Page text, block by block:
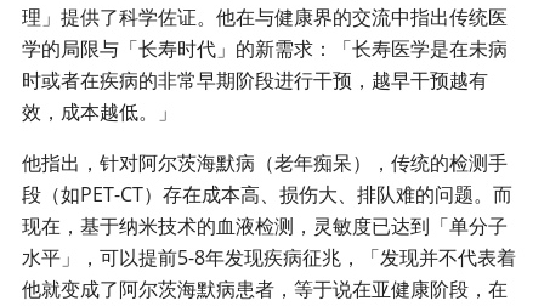
理」提供了科学佐证。他在与健康界的交流中指出传统医
学的局限与「长寿时代」的新需求：「长寿医学是在未病
时或者在疾病的非常早期阶段进行干预，越早干预越有
效，成本越低。」
他指出，针对阿尔茨海默病（老年痴呆），传统的检测手
段（如PET-CT）存在成本高、损伤大、排队难的问题。而
现在，基于纳米技术的血液检测，灵敏度已达到「单分子
水平」，可以提前5-8年发现疾病征兆，「发现并不代表着
他就变成了阿尔茨海默病患者，等于说在亚健康阶段，在